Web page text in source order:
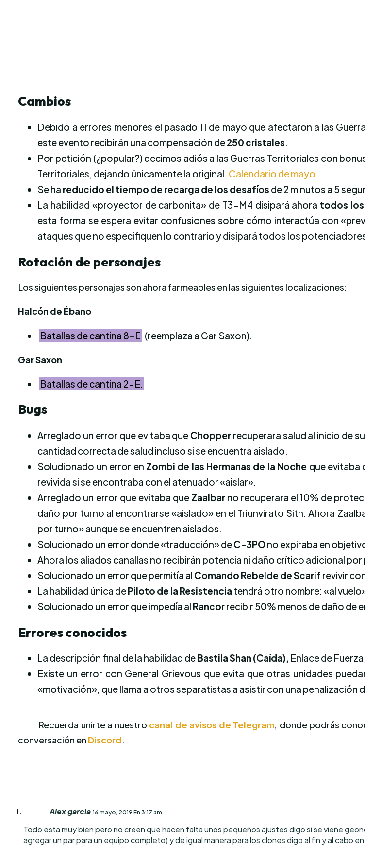
Cambios
Debido a errores menores el pasado 11 de mayo que afectaron a las
este evento recibirán una compensación de250 cristales.
Por petición (¿popular?) decimos adiós a las Guerras Territoriales con
Territoriales, dejando únicamente la original. Calendario de mayo.
Se ha reducido el tiempo de recarga de los desafíos de 2 minutos a 5
La habilidad «proyector de carbonita» de T3-M4 disipará ahora todos
esta forma se espera evitar confusiones sobre cómo interactúa con
ataques que no especifiquen lo contrario y disipará todos los
Rotación de personajes
Los siguientes personajes son ahora farmeables en las siguientes localizaciones:
Halcón de Ébano
Batallas de cantina 8-E (reemplaza a Gar Saxon).
Gar Saxon
Batallas de cantina 2-E.
Bugs
Arreglado un error que evitaba que Chopper recuperara salud al inicio de
cantidad correcta de salud incluso si se encuentra aislado.
Soludionado un error en Zombi de las Hermanas de la Noche que evitaba
revivida si se encontraba con el atenuador «aislar».
Arreglado un error que evitaba que Zaalbarno recuperara el 10% de
daño por turno al encontrarse «aislado» en el Triunvirato Sith. Ahora
por turno» aunque se encuentren aislados.
Solucionado un error donde «traducción» deC-3POno expiraba en
Ahora los aliados canallas no recibirán potencia ni daño crítico adicional por
Solucionado un error que permitía al Comando Rebelde de Scarif revivir
La habilidad única dePiloto de la Resistencia tendrá otro nombre: «al
Solucionado un error que impedía al Rancorrecibir 50% menos de daño de
Errores conocidos
La descripción final de la habilidad deBastila Shan (Caída), Enlace de
Existe un error con General Grievous que evita que otras unidades
«motivación», que llama a otros separatistas a asistir con una penalización
Recuerda unirte a nuestro canal de avisos de Telegram, donde podrás
conversación en Discord.
Alex garcia 16 mayo, 2019 En 3:17 am
Todo esta muy bien pero no creen que hacen falta unos pequeños ajustes digo si se viene
agregar un par para un equipo completo) y de igual manera para los clones digo al fin y al cabo